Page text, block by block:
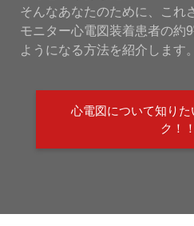
そんなあなたのために、これ
モニター心電図装着患者の約
ようになる方法を紹介します。
心電図について知り
ク！！